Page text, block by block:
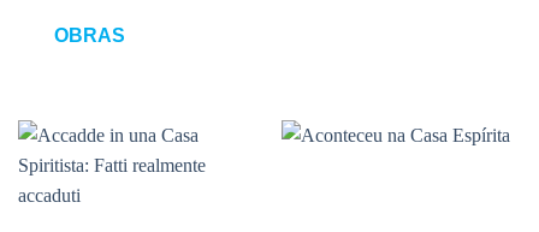
OBRAS